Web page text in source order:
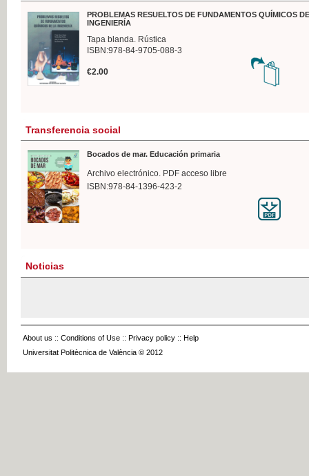
PROBLEMAS RESUELTOS DE FUNDAMENTOS QUÍMICOS
INGENIERÍA
Tapa blanda. Rústica
ISBN:978-84-9705-088-3
€2.00
Transferencia social
Bocados de mar. Educación primaria
Archivo electrónico. PDF acceso libre
ISBN:978-84-1396-423-2
Noticias
About us :: Conditions of Use :: Privacy policy :: Help
Universitat Politècnica de València © 2012